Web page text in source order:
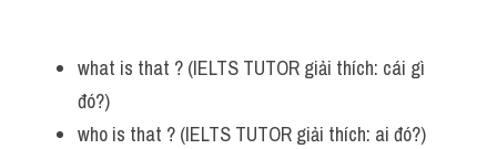
what is that ? (IELTS TUTOR giải thích: cái gì
đó?)
who is that ? (IELTS TUTOR giải thích: ai đó?)